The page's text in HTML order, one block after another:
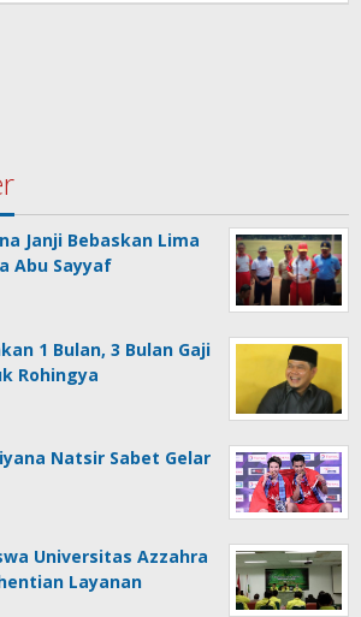
Janji Bebaskan Lima
Abu Sayyaf
1 Bulan, 3 Bulan Gaji
Rohingya
Natsir Sabet Gelar
Universitas Azzahra
Layanan